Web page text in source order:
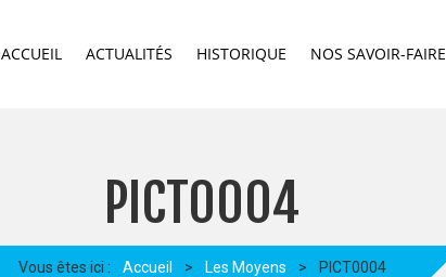
ACCUEIL ACTUALITÉS HISTORIQUE NOS SAVOIR-FAIRE
PICT0004
Vous êtes ici : Accueil > Les Moyens > PICT0004